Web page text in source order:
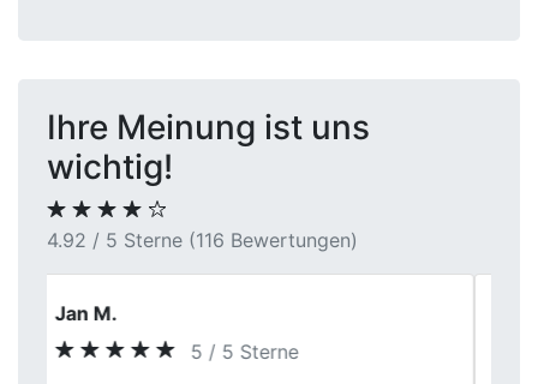
Ihre Meinung ist uns
wichtig!
4.92 / 5 Sterne (116 Bewertungen)
Roberto
5 / 5 Sterne